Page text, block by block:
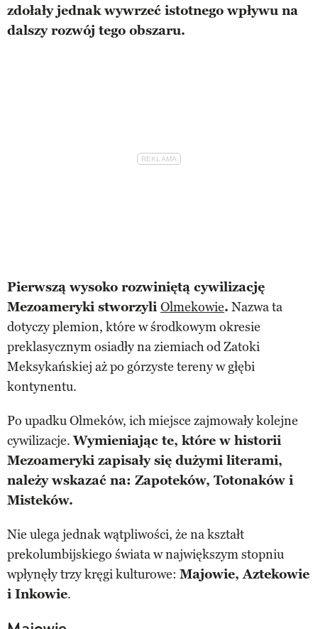
zdołały jednak wywrzeć istotnego wpływu na
dalszy rozwój tego obszaru.
Pierwszą wysoko rozwiniętą cywilizację
Mezoameryki stworzyli Olmekowie. Nazwa ta
dotyczy plemion, które w środkowym okresie
preklasycznym osiadły na ziemiach od Zatoki
Meksykańskiej aż po górzyste tereny w głębi
kontynentu.
Po upadku Olmeków, ich miejsce zajmowały kolejne
cywilizacje.Wymieniając te, które w historii
Mezoameryki zapisały się dużymi literami,
należy wskazać na: Zapoteków, Totonaków i
Misteków.
Nie ulega jednak wątpliwości, że na kształt
prekolumbijskiego świata w największym stopniu
wpłynęły trzy kręgi kulturowe: Majowie, Aztekowie
i Inkowie.